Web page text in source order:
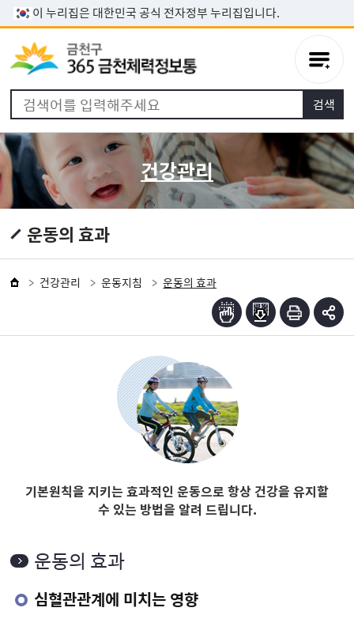
본문 바로가기
이 누리집은 대한민국 공식 전자정부 누리집입니다.
건강관리
운동의 효과
건강관리 운동지침 운동의 효과
기본원칙을 지키는 효과적인 운동으로 항상 건강을 유지할
수 있는 방법을 알려 드립니다.
운동의 효과
심혈관관계에 미치는 영향